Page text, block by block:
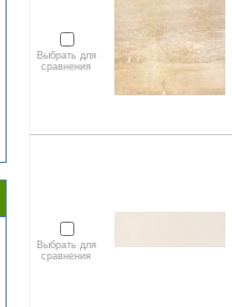
Выбрать для
сравнения
Выбрать для
сравнения